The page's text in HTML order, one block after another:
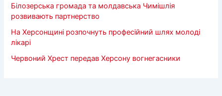
Білозерська громада та молдавська Чимішлія
розвивають партнерство
На Херсонщині розпочнуть професійний шлях молоді
лікарі
Червоний Хрест передав Херсону вогнегасники